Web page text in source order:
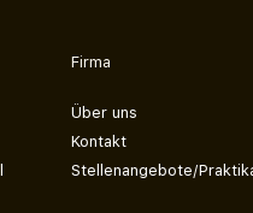
Firma
Über uns
Kontakt
Stellenangebote/